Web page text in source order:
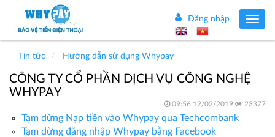
Toggle
Đăng nhập
Tin tức Hướng dẫn sử dụng Whypay
CÔNG TY CỔ PHẦN DỊCH VỤ CÔNG NGHỆ
WHYPAY
09:56 12/02/2019 23377
Tạm dừng Nạp tiền vào Whypay qua Techcombank
Tạm dừng đăng nhập Whypay bằng Facebook